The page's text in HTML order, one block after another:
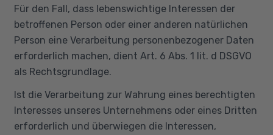
Für den Fall, dass lebenswichtige Interessen der
betroffenen Person oder einer anderen natürlichen
Person eine Verarbeitung personenbezogener Daten
erforderlich machen, dient Art. 6 Abs. 1 lit. d DSGVO
als Rechtsgrundlage.
Ist die Verarbeitung zur Wahrung eines berechtigten
Interesses unseres Unternehmens oder eines Dritten
erforderlich und überwiegen die Interessen,